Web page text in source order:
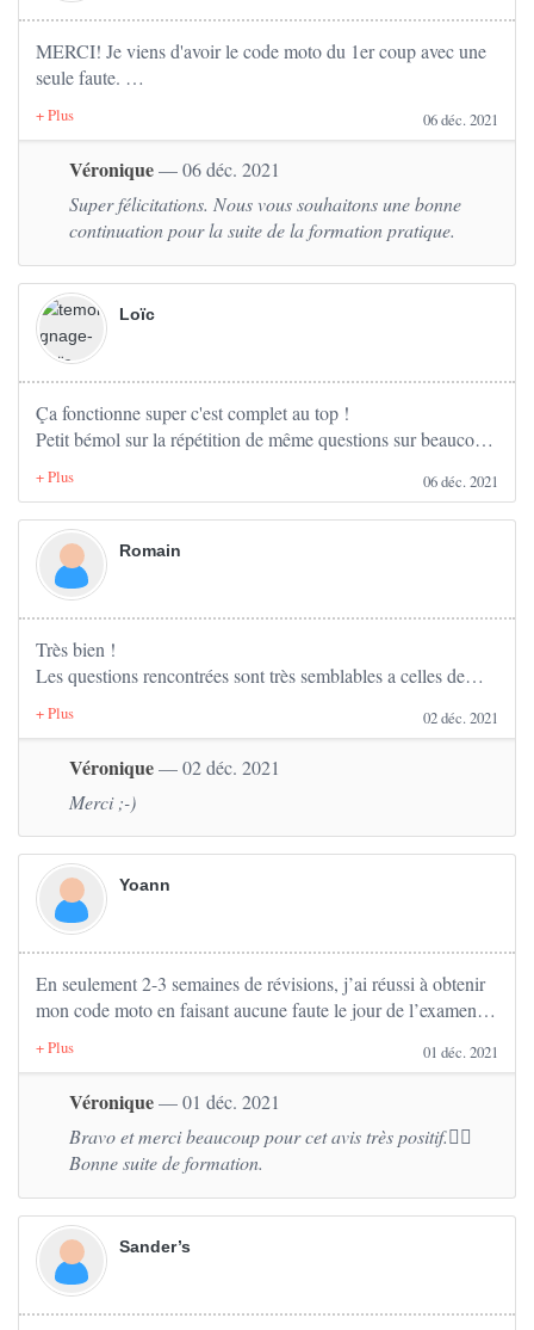
MERCI! Je viens d'avoir le code moto du 1er coup avec une
seule faute.
Les questions dans la partie "TEST" sont dans leur forme
vraiment similaires à l'examen (qui est plus facile). Cela
prépare très bien aux questions "pièges". Les corrections
ainsi que les statistiques sont très efficaces pour s'améliorer
rapidement. Les examens blanc sont également un très bon
entrainement. Tout est bon à prendre sur le site. Je
recommande à 100%.
06 déc. 2021
Véronique— 06 déc. 2021
Super félicitations. Nous vous souhaitons une bonne
continuation pour la suite de la formation pratique.
Loïc
Ça fonctionne super c'est complet au top !
Petit bémol sur la répétition de même questions sur beaucoup
présentes dans trop de séries.
Maj :
Super j'ai passé l'ETM 2 semaines et 3 jours après mon
inscription et je l'ai eu avec 2 fautes !
Super, merci !!
06 déc. 2021
Romain
Très bien !
Les questions rencontrées sont très semblables a celles de
02 déc. 2021
Véronique— 02 déc. 2021
Merci ;-)
Yoann
En seulement 2-3 semaines de révisions, j’ai réussi à obtenir
mon code moto en faisant aucune faute le jour de l’examen.
Les questions sont effectivement très similaires, voire même
identiques. Le site fonctionne bien sur téléphone et
ordinateur. Petit bug me concernant sur le téléphone, je
n’avais pas le son pour les questions mais je l’avais bien pour
les réponses (peut-être à cause de mon téléphone ?) aucun
soucis de son sur l’ordinateur.
Dans l’ensemble, ces cours permettent vraiment d’obtenir le
code si les séries ont bien été faites en amont.
Je recommande
01 déc. 2021
Véronique— 01 déc. 2021
Bravo et merci beaucoup pour cet avis très positif.👍🏽
Bonne suite de formation.
Sander’s